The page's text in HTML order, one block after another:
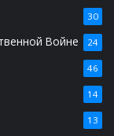
30
Войне 24
46
14
13